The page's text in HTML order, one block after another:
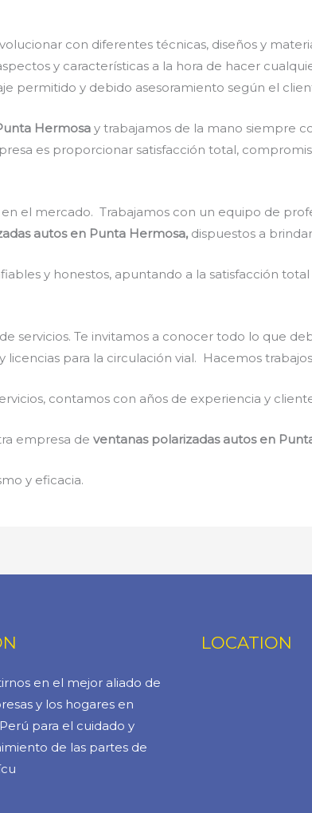
con diferentes técnicas, diseños y
y características a la hora de hacer
permitido y debido asesoramiento según el
Hermosa y trabajamos de la mano siempre
es proporcionar satisfacción total,
el mercado. Trabajamos con un equipo de
autos en Punta Hermosa, dispuestos a
y honestos, apuntando a la satisfacción
servicios. Te invitamos a conocer todo lo que
licencias para la circulación vial. Hacemos
contamos con años de experiencia y
empresa de ventanas polarizadas autos en
y eficacia.
en el mejor aliado de
y los hogares en
para el cuidado y
de las partes de
LOCATION